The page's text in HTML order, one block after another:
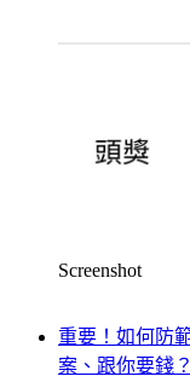
Screenshot
重要！如何防
案、跟你要錢？